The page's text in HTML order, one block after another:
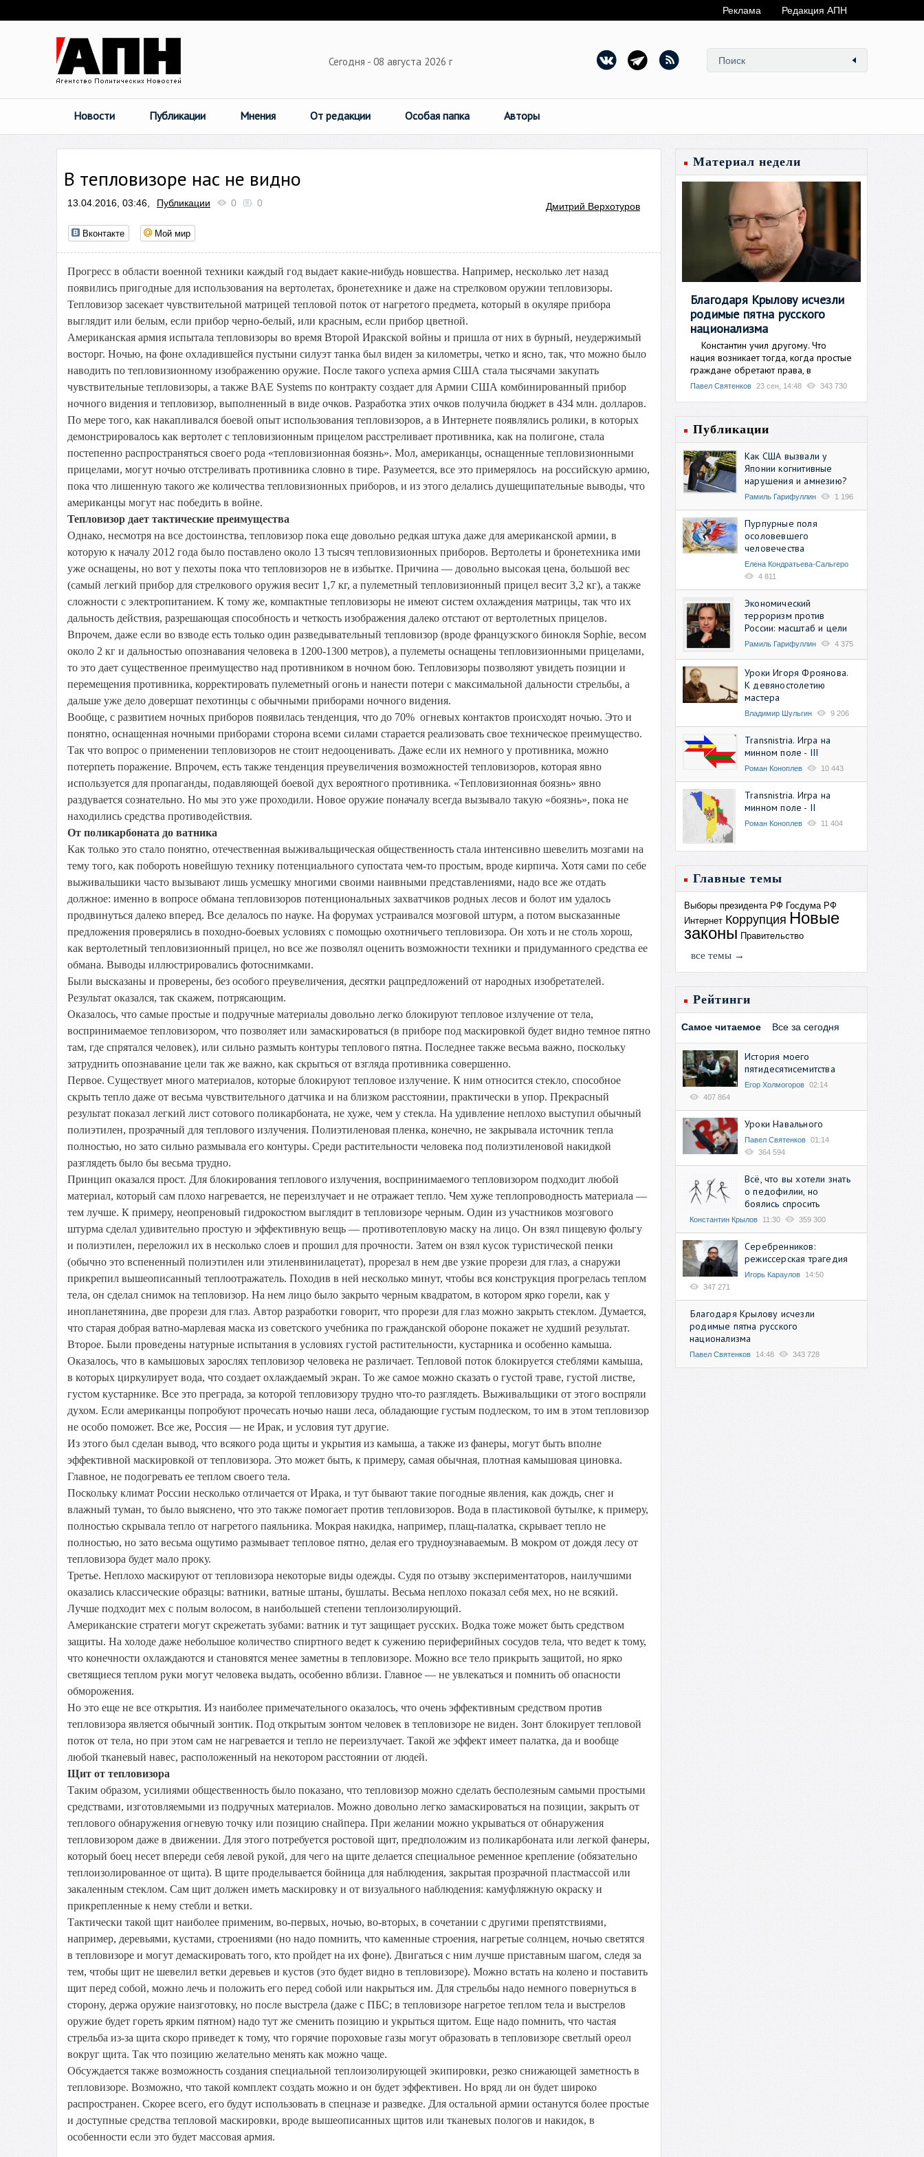
Реклама Редакция АПН
Сегодня - 08 августа 2026 г
Новости Публикации Мнения От редакции Особая папка Авторы
В тепловизоре нас не видно
13.04.2016, 03:46, Публикации 0 0 Дмитрий Верхотуров
Вконтакте Мой мир
Прогресс в области военной техники каждый год выдает какие-нибудь новшества. Например, несколько лет назад
появились пригодные для использования на вертолетах, бронетехнике и даже на стрелковом оружии тепловизоры.
Тепловизор засекает чувствительной матрицей тепловой поток от нагретого предмета, который в окуляре прибора
выглядит или белым, если прибор черно-белый, или красным, если прибор цветной.
Американская армия испытала тепловизоры во время Второй Иракской войны и пришла от них в бурный, неудержимый
восторг. Ночью, на фоне охладившейся пустыни силуэт танка был виден за километры, четко и ясно, так, что можно было
наводить по тепловизионному изображению оружие. После такого успеха армия США стала тысячами закупать
чувствительные тепловизоры, а также BAE Systems по контракту создает для Армии США комбинированный прибор
ночного видения и тепловизор, выполненный в виде очков. Разработка этих очков получила бюджет в 434 млн. долларов.
По мере того, как накапливался боевой опыт использования тепловизоров, а в Интернете появлялись ролики, в которых
демонстрировалось как вертолет с тепловизионным прицелом расстреливает противника, как на полигоне, стала
постепенно распространяться своего рода «тепловизионная боязнь». Мол, американцы, оснащенные тепловизионными
прицелами, могут ночью отстреливать противника словно в тире. Разумеется, все это примерялось на российскую армию,
пока что лишенную такого же количества тепловизионных приборов, и из этого делались душещипательные выводы, что
американцы могут нас победить в войне.
Тепловизор дает тактические преимущества
Однако, несмотря на все достоинства, тепловизор пока еще довольно редкая штука даже для американской армии, в
которую к началу 2012 года было поставлено около 13 тысяч тепловизионных приборов. Вертолеты и бронетехника ими
уже оснащены, но вот у пехоты пока что тепловизоров не в избытке. Причина — довольно высокая цена, большой вес
(самый легкий прибор для стрелкового оружия весит 1,7 кг, а пулеметный тепловизионный прицел весит 3,2 кг), а также
сложности с электропитанием. К тому же, компактные тепловизоры не имеют систем охлаждения матрицы, так что их
дальность действия, разрешающая способность и четкость изображения далеко отстают от вертолетных прицелов.
Впрочем, даже если во взводе есть только один разведывательный тепловизор (вроде французского бинокля Sophie, весом
около 2 кг и дальностью опознавания человека в 1200-1300 метров), а пулеметы оснащены тепловизионными прицелами,
то это дает существенное преимущество над противником в ночном бою. Тепловизоры позволяют увидеть позиции и
перемещения противника, корректировать пулеметный огонь и нанести потери с максимальной дальности стрельбы, а
дальше уже дело довершат пехотинцы с обычными приборами ночного видения.
Вообще, с развитием ночных приборов появилась тенденция, что до 70% огневых контактов происходят ночью. Это и
понятно, оснащенная ночными приборами сторона всеми силами старается реализовать свое техническое преимущество.
Так что вопрос о применении тепловизоров не стоит недооценивать. Даже если их немного у противника, можно
потерпеть поражение. Впрочем, есть также тенденция преувеличения возможностей тепловизоров, которая явно
используется для пропаганды, подавляющей боевой дух вероятного противника. «Тепловизионная боязнь» явно
раздувается сознательно. Но мы это уже проходили. Новое оружие поначалу всегда вызывало такую «боязнь», пока не
находились средства противодействия.
От поликарбоната до ватника
Как только это стало понятно, отечественная выживальщическая общественность стала интенсивно шевелить мозгами на
тему того, как побороть новейшую технику потенциального супостата чем-то простым, вроде кирпича. Хотя сами по себе
выживальшики часто вызывают лишь усмешку многими своими наивными представлениями, надо все же отдать
должное: именно в вопросе обмана тепловизоров потенциональных захватчиков родных лесов и болот им удалось
продвинуться далеко вперед. Все делалось по науке. На форумах устраивался мозговой штурм, а потом высказанные
предложения проверялись в походно-боевых условиях с помощью охотничьего тепловизора. Он хоть и не столь хорош,
как вертолетный тепловизионный прицел, но все же позволял оценить возможности техники и придуманного средства ее
обмана. Выводы иллюстрировались фотоснимками.
Были высказаны и проверены, без особого преувеличения, десятки рацпредложений от народных изобретателей.
Результат оказался, так скажем, потрясающим.
Оказалось, что самые простые и подручные материалы довольно легко блокируют тепловое излучение от тела,
воспринимаемое тепловизором, что позволяет или замаскироваться (в приборе под маскировкой будет видно темное пятно
там, где спрятался человек), или сильно размыть контуры теплового пятна. Последнее также весьма важно, поскольку
затруднить опознавание цели так же важно, как скрыться от взгляда противника совершенно.
Первое. Существует много материалов, которые блокируют тепловое излучение. К ним относится стекло, способное
скрыть тепло даже от весьма чувствительного датчика и на близком расстоянии, практически в упор. Прекрасный
результат показал легкий лист сотового поликарбоната, не хуже, чем у стекла. На удивление неплохо выступил обычный
полиэтилен, прозрачный для теплового излучения. Полиэтиленовая пленка, конечно, не закрывала источник тепла
полностью, но зато сильно размывала его контуры. Среди растительности человека под полиэтиленовой накидкой
разглядеть было бы весьма трудно.
Принцип оказался прост. Для блокирования теплового излучения, воспринимаемого тепловизором подходит любой
материал, который сам плохо нагревается, не переизлучает и не отражает тепло. Чем хуже теплопроводность материала —
тем лучше. К примеру, неопреновый гидрокостюм выглядит в тепловизоре черным. Один из участников мозгового
штурма сделал удивительно простую и эффективную вещь — противотепловую маску на лицо. Он взял пищевую фольгу
и полиэтилен, переложил их в несколько слоев и прошил для прочности. Затем он взял кусок туристической пенки
(обычно это вспененный полиэтилен или этиленвинилацетат), прорезал в нем две узкие прорези для глаз, а снаружи
прикрепил вышеописанный теплоотражатель. Походив в ней несколько минут, чтобы вся конструкция прогрелась теплом
тела, он сделал снимок на тепловизор. На нем лицо было закрыто черным квадратом, в котором ярко горели, как у
инопланетянина, две прорези для глаз. Автор разработки говорит, что прорези для глаз можно закрыть стеклом. Думается,
что старая добрая ватно-марлевая маска из советского учебника по гражданской обороне покажет не худший результат.
Второе. Были проведены натурные испытания в условиях густой растительности, кустарника и особенно камыша.
Оказалось, что в камышовых зарослях тепловизор человека не различает. Тепловой поток блокируется стеблями камыша,
в которых циркулирует вода, что создает охлаждаемый экран. То же самое можно сказать о густой траве, густой листве,
густом кустарнике. Все это преграда, за которой тепловизору трудно что-то разглядеть. Выживальщики от этого воспряли
духом. Если американцы попробуют прочесать ночью наши леса, обладающие густым подлеском, то им в этом тепловизор
не особо поможет. Все же, Россия — не Ирак, и условия тут другие.
Из этого был сделан вывод, что всякого рода щиты и укрытия из камыша, а также из фанеры, могут быть вполне
эффективной маскировкой от тепловизора. Это может быть, к примеру, самая обычная, плотная камышовая циновка.
Главное, не подогревать ее теплом своего тела.
Поскольку климат России несколько отличается от Ирака, и тут бывают такие погодные явления, как дождь, снег и
влажный туман, то было выяснено, что это также помогает против тепловизоров. Вода в пластиковой бутылке, к примеру,
полностью скрывала тепло от нагретого паяльника. Мокрая накидка, например, плащ-палатка, скрывает тепло не
полностью, но зато весьма ощутимо размывает тепловое пятно, делая его трудноузнаваемым. В мокром от дождя лесу от
тепловизора будет мало проку.
Третье. Неплохо маскируют от тепловизора некоторые виды одежды. Судя по отзыву экспериментаторов, наилучшими
оказались классические образцы: ватники, ватные штаны, бушлаты. Весьма неплохо показал себя мех, но не всякий.
Лучше подходит мех с полым волосом, в наибольшей степени теплоизолирующий.
Американские стратеги могут скрежетать зубами: ватник и тут защищает русских. Водка тоже может быть средством
защиты. На холоде даже небольшое количество спиртного ведет к сужению периферийных сосудов тела, что ведет к тому,
что конечности охлаждаются и становятся менее заметны в тепловизоре. Можно все тело прикрыть защитой, но ярко
светящиеся теплом руки могут человека выдать, особенно вблизи. Главное — не увлекаться и помнить об опасности
обморожения.
Но это еще не все открытия. Из наиболее примечательного оказалось, что очень эффективным средством против
тепловизора является обычный зонтик. Под открытым зонтом человек в тепловизоре не виден. Зонт блокирует тепловой
поток от тела, но при этом сам не нагревается и тепло не переизлучает. Такой же эффект имеет палатка, да и вообще
любой тканевый навес, расположенный на некотором расстоянии от людей.
Щит от тепловизора
Таким образом, усилиями общественность было показано, что тепловизор можно сделать бесполезным самыми простыми
средствами, изготовляемыми из подручных материалов. Можно довольно легко замаскироваться на позиции, закрыть от
теплового обнаружения огневую точку или позицию снайпера. При желании можно укрываться от обнаружения
тепловизором даже в движении. Для этого потребуется ростовой щит, предположим из поликарбоната или легкой фанеры,
который боец несет впереди себя левой рукой, для чего на щите делается специальное ременное крепление (обязательно
теплоизолированное от щита). В щите проделывается бойница для наблюдения, закрытая прозрачной пластмассой или
закаленным стеклом. Сам щит должен иметь маскировку и от визуального наблюдения: камуфляжную окраску и
прикрепленные к нему стебли и ветки.
Тактически такой щит наиболее применим, во-первых, ночью, во-вторых, в сочетании с другими препятствиями,
например, деревьями, кустами, строениями (но надо помнить, что каменные строения, нагретые солнцем, ночью светятся
в тепловизоре и могут демаскировать того, кто пройдет на их фоне). Двигаться с ним лучше приставным шагом, следя за
тем, чтобы щит не шевелил ветки деревьев и кустов (это будет видно в тепловизоре). Можно встать на колено и поставить
щит перед собой, можно лечь и положить его перед собой или накрыться им. Для стрельбы надо немного повернуться в
сторону, держа оружие наизготовку, но после выстрела (даже с ПБС; в тепловизоре нагретое теплом тела и выстрелов
оружие будет гореть ярким пятном) надо тут же сменить позицию и укрыться щитом. Еще надо помнить, что частая
стрельба из-за щита скоро приведет к тому, что горячие пороховые газы могут образовать в тепловизоре светлый ореол
вокруг щита. Так что позицию желательно менять как можно чаще.
Обсуждается также возможность создания специальной теплоизолирующей экипировки, резко снижающей заметность в
тепловизоре. Возможно, что такой комплект создать можно и он будет эффективен. Но вряд ли он будет широко
распространен. Скорее всего, его будут использовать в спецназе и разведке. Для остальной армии останутся более простые
и доступные средства тепловой маскировки, вроде вышеописанных щитов или тканевых пологов и накидок, в
особенности если это будет массовая армия.
Материал недели
Благодаря Крылову исчезли
родимые пятна русского
национализма
Константин учил другому. Что
нация возникает тогда, когда простые
граждане обретают права, в
Павел Святенков 23 сен, 14:48 343 730
Публикации
Как США вызвали у
Японии когнитивные
нарушения и амнезию?
Рамиль Гарифуллин 1 196
Пурпурные поля
осоловевшего
человечества
Елена Кондратьева-Сальгеро
4 811
Экономический
терроризм против
России: масштаб и цели
Рамиль Гарифуллин 4 375
Уроки Игоря Фроянова.
К девяностолетию
мастера
Владимир Шульгин 9 206
Transnistria. Игра на
минном поле - III
Роман Коноплев 10 443
Transnistria. Игра на
минном поле - II
Роман Коноплев 11 404
Главные темы
Выборы президента РФ Госдума РФ
Интернет Коррупция Новые
законы Правительство
все темы →
Рейтинги
Самое читаемое Все за сегодня
История моего
пятидесятисемитства
Егор Холмогоров 02:14
407 864
Уроки Навального
Павел Святенков 01:14
364 594
Всё, что вы хотели знать
о педофилии, но
боялись спросить
Константин Крылов 11:30 359 300
Серебренников:
режиссерская трагедия
Игорь Караулов
14:50
347 271
Благодаря Крылову исчезли
родимые пятна русского
национализма
Павел Святенков 14:48 343 728